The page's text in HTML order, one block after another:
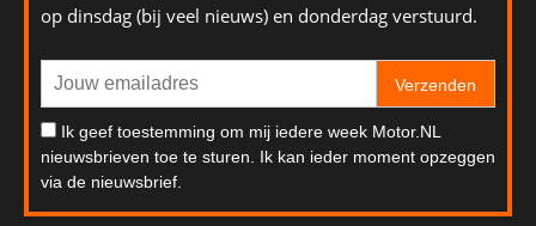
op dinsdag (bij veel nieuws) en donderdag verstuurd.
Verzenden
Ik geef toestemming om mij iedere week Motor.NL
nieuwsbrieven toe te sturen. Ik kan ieder moment opzeggen
via de nieuwsbrief.